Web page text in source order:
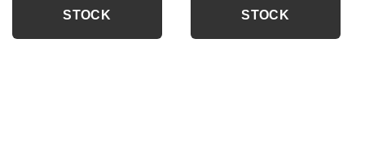
STOCK STOCK